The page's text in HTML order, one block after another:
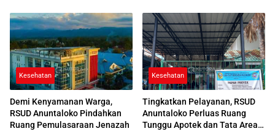
Kesehatan
Demi Kenyamanan Warga,
RSUD Anuntaloko Pindahkan
Ruang Pemulasaraan Jenazah
Kesehatan
Tingkatkan Pelayanan, RSUD
Anuntaloko Perluas Ruang
Tunggu Apotek dan Tata Area